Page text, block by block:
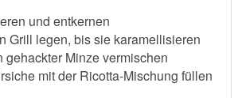
und entkernen
Grill legen, bis sie karamellisieren
gehackter Minze vermischen
mit der Ricotta-Mischung füllen